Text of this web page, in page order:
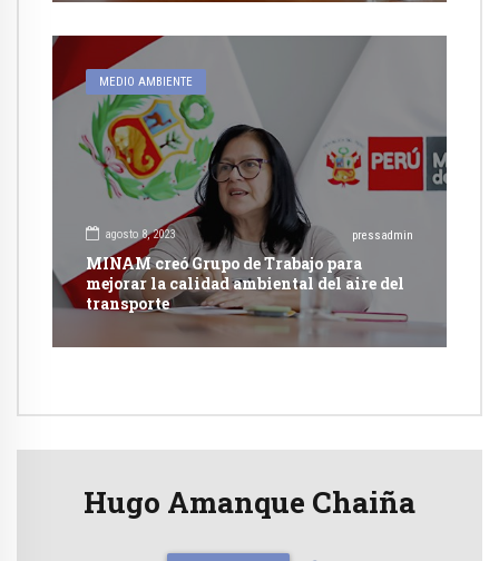
MEDIO AMBIENTE
agosto 8, 2023 pressadmin
MINAM creó Grupo de Trabajo para
mejorar la calidad ambiental del aire del
transporte
Hugo Amanque Chaiña